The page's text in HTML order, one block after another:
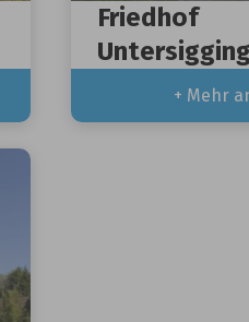
Friedhof
+ Mehr